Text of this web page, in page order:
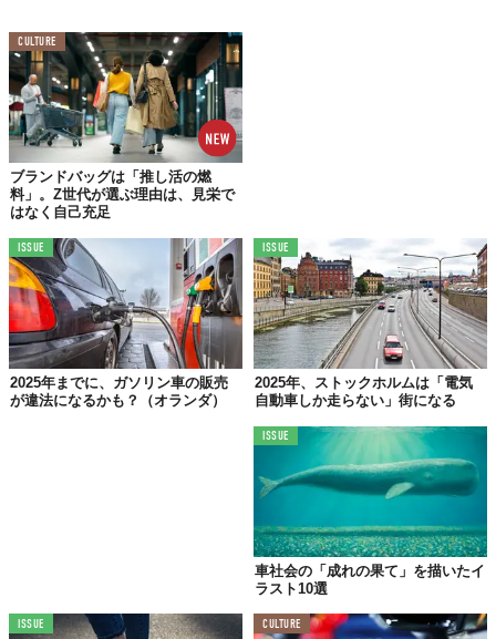
パリ中心部の広範囲で車の通行を禁止したことで、思わぬ光景が
CULTURE
ブランドバッグは「推し活の燃
料」。Z世代が選ぶ理由は、見栄で
はなく自己充足
ISSUE
2025年までに、ガソリン車の販売
が違法になるかも？（オランダ）
ISSUE
2025年、ストックホルムは「電気
自動車しか走らない」街になる
ISSUE
車社会の「成れの果て」を描いたイ
ラスト10選
ISSUE CULTURE